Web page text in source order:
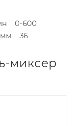
0-600
мм 36
миксер